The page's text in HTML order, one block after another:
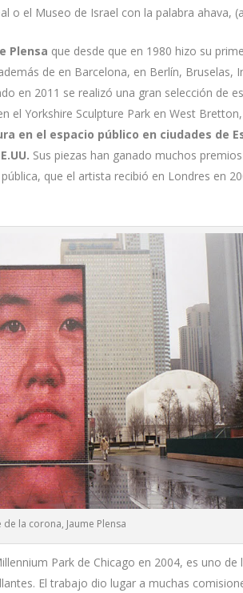
o el Museo de Israel con la palabra ahava,
Plensa que desde que en 1980 hizo su
de en Barcelona, en Berlín, Bruselas,
en 2011 se realizó una gran selección de
el Yorkshire Sculpture Park en West
en el espacio público en ciudades de
Sus piezas han ganado muchos
que el artista recibió en Londres en
de la corona, Jaume Plensa
Park de Chicago en 2004, es uno de
El trabajo dio lugar a muchas